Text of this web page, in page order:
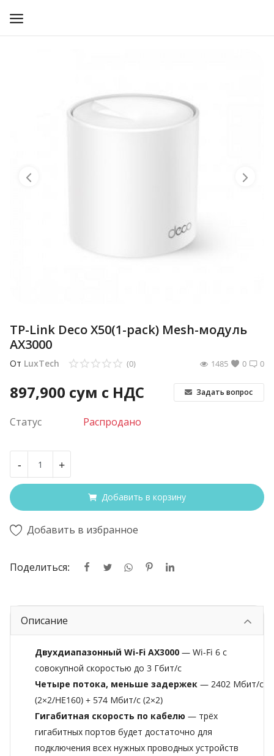
ДЛЯ БИЗНЕСА
TP-Link Deco X50(1-pack) Mesh-модуль
AX3000
От LuxTech 0
(0) 0
1485
897,900 сум с НДС Задать вопрос
Статус Распродано
- +
Добавить в корзину
Добавить в избранное
Поделиться:
Описание
Двухдиапазонный Wi-Fi AX3000 — Wi-Fi 6 с
совокупной скоростью до 3 Гбит/с
Четыре потока, меньше задержек — 2402 Мбит/с
(2×2/HE160) + 574 Мбит/с (2×2)
Гигабитная скорость по кабелю — трёх
гигабитных портов будет достаточно для
подключения всех нужных проводных устройств